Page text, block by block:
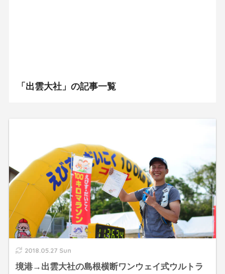
「出雲大社」の記事一覧
2018.05.27 Sun
境港→出雲大社の島根横断ワンウェイ式ウルトラ